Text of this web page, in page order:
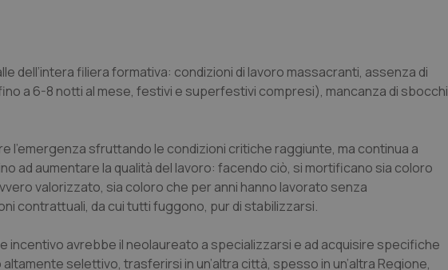
dell’intera filiera formativa: condizioni di lavoro massacranti, assenza di
a 6-8 notti al mese, festivi e superfestivi compresi), mancanza di sbocchi
l’emergenza sfruttando le condizioni critiche raggiunte, ma continua a
ad aumentare la qualità del lavoro: facendo ciò, si mortificano sia coloro
valorizzato, sia coloro che per anni hanno lavorato senza
contrattuali, da cui tutti fuggono, pur di stabilizzarsi.
incentivo avrebbe il neolaureato a specializzarsi e ad acquisire specifiche
selettivo, trasferirsi in un’altra città, spesso in un’altra Regione,